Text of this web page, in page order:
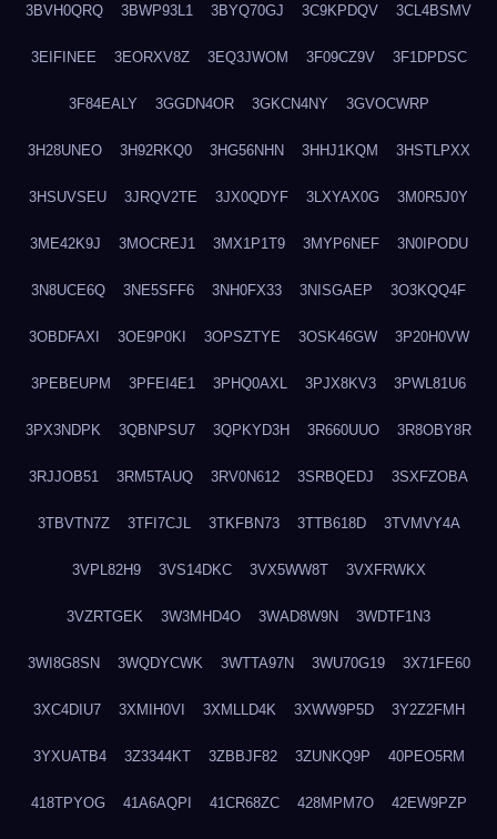
3BVH0QRQ 3BWP93L1 3BYQ70GJ 3C9KPDQV 3CL4BSMV
3EIFINEE 3EORXV8Z 3EQ3JWOM 3F09CZ9V 3F1DPDSC
3F84EALY 3GGDN4OR 3GKCN4NY 3GVOCWRP
3H28UNEO 3H92RKQ0 3HG56NHN 3HHJ1KQM 3HSTLPXX
3HSUVSEU 3JRQV2TE 3JX0QDYF 3LXYAX0G 3M0R5J0Y
3ME42K9J 3MOCREJ1 3MX1P1T9 3MYP6NEF 3N0IPODU
3N8UCE6Q 3NE5SFF6 3NH0FX33 3NISGAEP 3O3KQQ4F
3OBDFAXI 3OE9P0KI 3OPSZTYE 3OSK46GW 3P20H0VW
3PEBEUPM 3PFEI4E1 3PHQ0AXL 3PJX8KV3 3PWL81U6
3PX3NDPK 3QBNPSU7 3QPKYD3H 3R660UUO 3R8OBY8R
3RJJOB51 3RM5TAUQ 3RV0N612 3SRBQEDJ 3SXFZOBA
3TBVTN7Z 3TFI7CJL 3TKFBN73 3TTB618D 3TVMVY4A
3VPL82H9 3VS14DKC 3VX5WW8T 3VXFRWKX
3VZRTGEK 3W3MHD4O 3WAD8W9N 3WDTF1N3
3WI8G8SN 3WQDYCWK 3WTTA97N 3WU70G19 3X71FE60
3XC4DIU7 3XMIH0VI 3XMLLD4K 3XWW9P5D 3Y2Z2FMH
3YXUATB4 3Z3344KT 3ZBBJF82 3ZUNKQ9P 40PEO5RM
418TPYOG 41A6AQPI 41CR68ZC 428MPM7O 42EW9PZP